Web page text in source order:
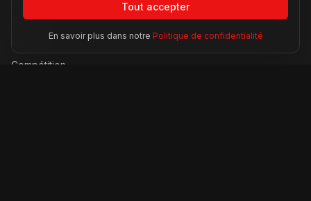
Actualités
Modèles
Compétition
Tout accepter
En savoir plus dans notre Politique de confidentialité